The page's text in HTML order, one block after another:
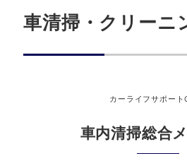
車清掃・クリーニ
カーライフサポート
車内清掃総合